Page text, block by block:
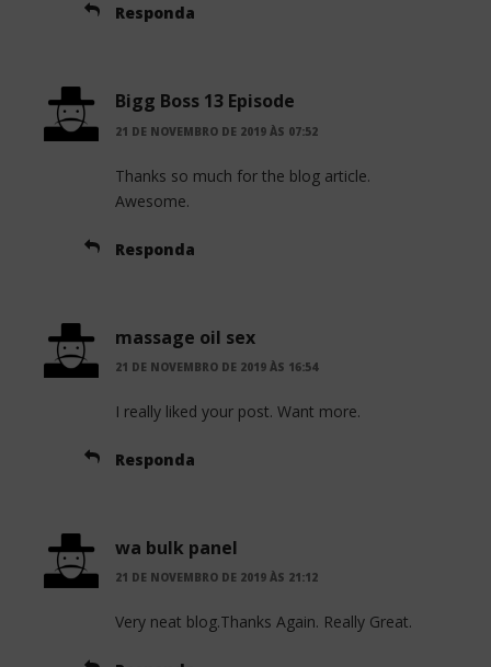
Responda
Bigg Boss 13 Episode
21 DE NOVEMBRO DE 2019 ÀS 07:52
Thanks so much for the blog article.
Awesome.
Responda
massage oil sex
21 DE NOVEMBRO DE 2019 ÀS 16:54
I really liked your post. Want more.
Responda
wa bulk panel
21 DE NOVEMBRO DE 2019 ÀS 21:12
Very neat blog.Thanks Again. Really Great.